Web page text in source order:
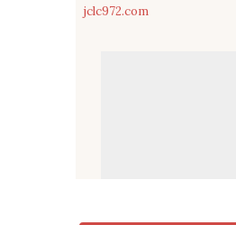
jclc972.com